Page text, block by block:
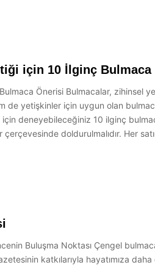
için 10 İlginç Bulmaca
Önerisi Bulmacalar, zihinsel
de yetişkinler için uygun olan
deneyebileceğiniz 10 ilginç
doldurulmalıdır. Her
Buluşma Noktası Çengel
katkılarıyla hayatımıza